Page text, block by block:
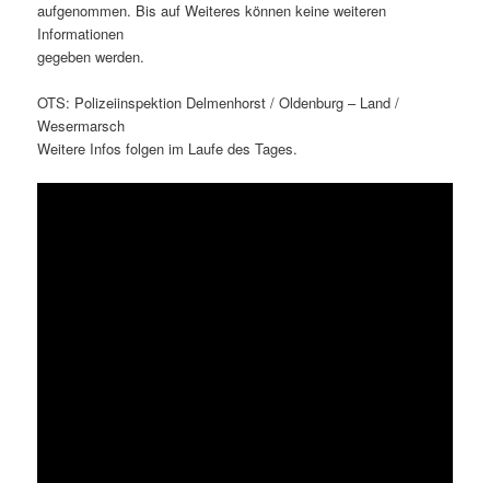
aufgenommen. Bis auf Weiteres können keine weiteren
Informationen
gegeben werden.
OTS: Polizeiinspektion Delmenhorst / Oldenburg – Land /
Wesermarsch
Weitere Infos folgen im Laufe des Tages.